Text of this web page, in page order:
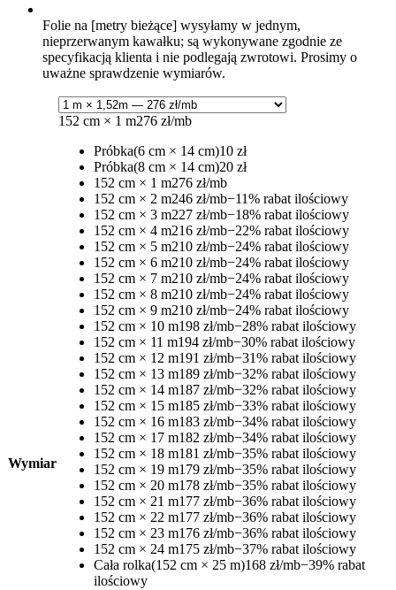
Folie na [metry bieżące] wysyłamy w jednym,
nieprzerwanym kawałku; są wykonywane zgodnie ze
specyfikacją klienta i nie podlegają zwrotowi. Prosimy o
uważne sprawdzenie wymiarów.
Wymiar
152 cm × 1 m276 zł/mb
Próbka(6 cm × 14 cm)10 zł
Próbka(8 cm × 14 cm)20 zł
152 cm × 1 m276 zł/mb
152 cm × 2 m246 zł/mb−11% rabat ilościowy
152 cm × 3 m227 zł/mb−18% rabat ilościowy
152 cm × 4 m216 zł/mb−22% rabat ilościowy
152 cm × 5 m210 zł/mb−24% rabat ilościowy
152 cm × 6 m210 zł/mb−24% rabat ilościowy
152 cm × 7 m210 zł/mb−24% rabat ilościowy
152 cm × 8 m210 zł/mb−24% rabat ilościowy
152 cm × 9 m210 zł/mb−24% rabat ilościowy
152 cm × 10 m198 zł/mb−28% rabat ilościowy
152 cm × 11 m194 zł/mb−30% rabat ilościowy
152 cm × 12 m191 zł/mb−31% rabat ilościowy
152 cm × 13 m189 zł/mb−32% rabat ilościowy
152 cm × 14 m187 zł/mb−32% rabat ilościowy
152 cm × 15 m185 zł/mb−33% rabat ilościowy
152 cm × 16 m183 zł/mb−34% rabat ilościowy
152 cm × 17 m182 zł/mb−34% rabat ilościowy
152 cm × 18 m181 zł/mb−35% rabat ilościowy
152 cm × 19 m179 zł/mb−35% rabat ilościowy
152 cm × 20 m178 zł/mb−35% rabat ilościowy
152 cm × 21 m177 zł/mb−36% rabat ilościowy
152 cm × 22 m177 zł/mb−36% rabat ilościowy
152 cm × 23 m176 zł/mb−36% rabat ilościowy
152 cm × 24 m175 zł/mb−37% rabat ilościowy
Cała rolka(152 cm × 25 m)168 zł/mb−39% rabat
ilościowy